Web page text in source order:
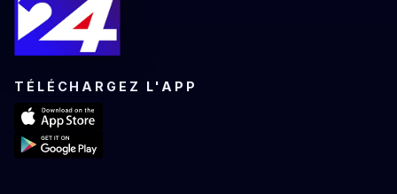
TÉLÉCHARGEZ L'APP